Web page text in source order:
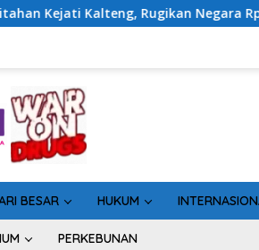
Rugikan Negara Rp10 Miliar dari
BESAR HUKUM
PERKEBUNAN